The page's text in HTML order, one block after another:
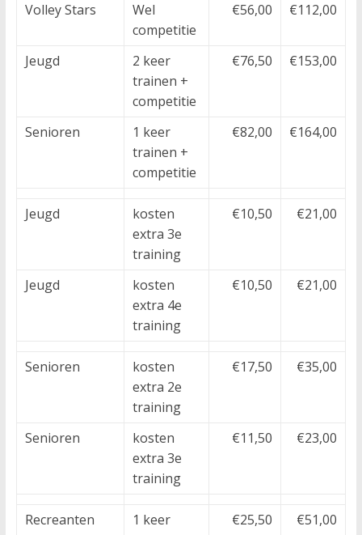
Volley Stars
Wel
competitie
€56,00 €112,00
Jeugd
2 keer
trainen +
competitie
€76,50 €153,00
Senioren
1 keer
trainen +
competitie
€82,00 €164,00
Jeugd
kosten
extra 3e
training
€10,50 €21,00
Jeugd
kosten
extra 4e
training
€10,50 €21,00
Senioren
kosten
extra 2e
training
€17,50 €35,00
Senioren
kosten
extra 3e
training
€11,50 €23,00
Recreanten
1 keer
€25,50 €51,00